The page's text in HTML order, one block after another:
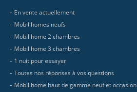
En vente actuellement
Mobil homes neufs
Mobil home 2 chambres
Mobil home 3 chambres
1 nuit pour essayer
Toutes nos réponses à vos questions
Mobil home haut de gamme neuf et occasion